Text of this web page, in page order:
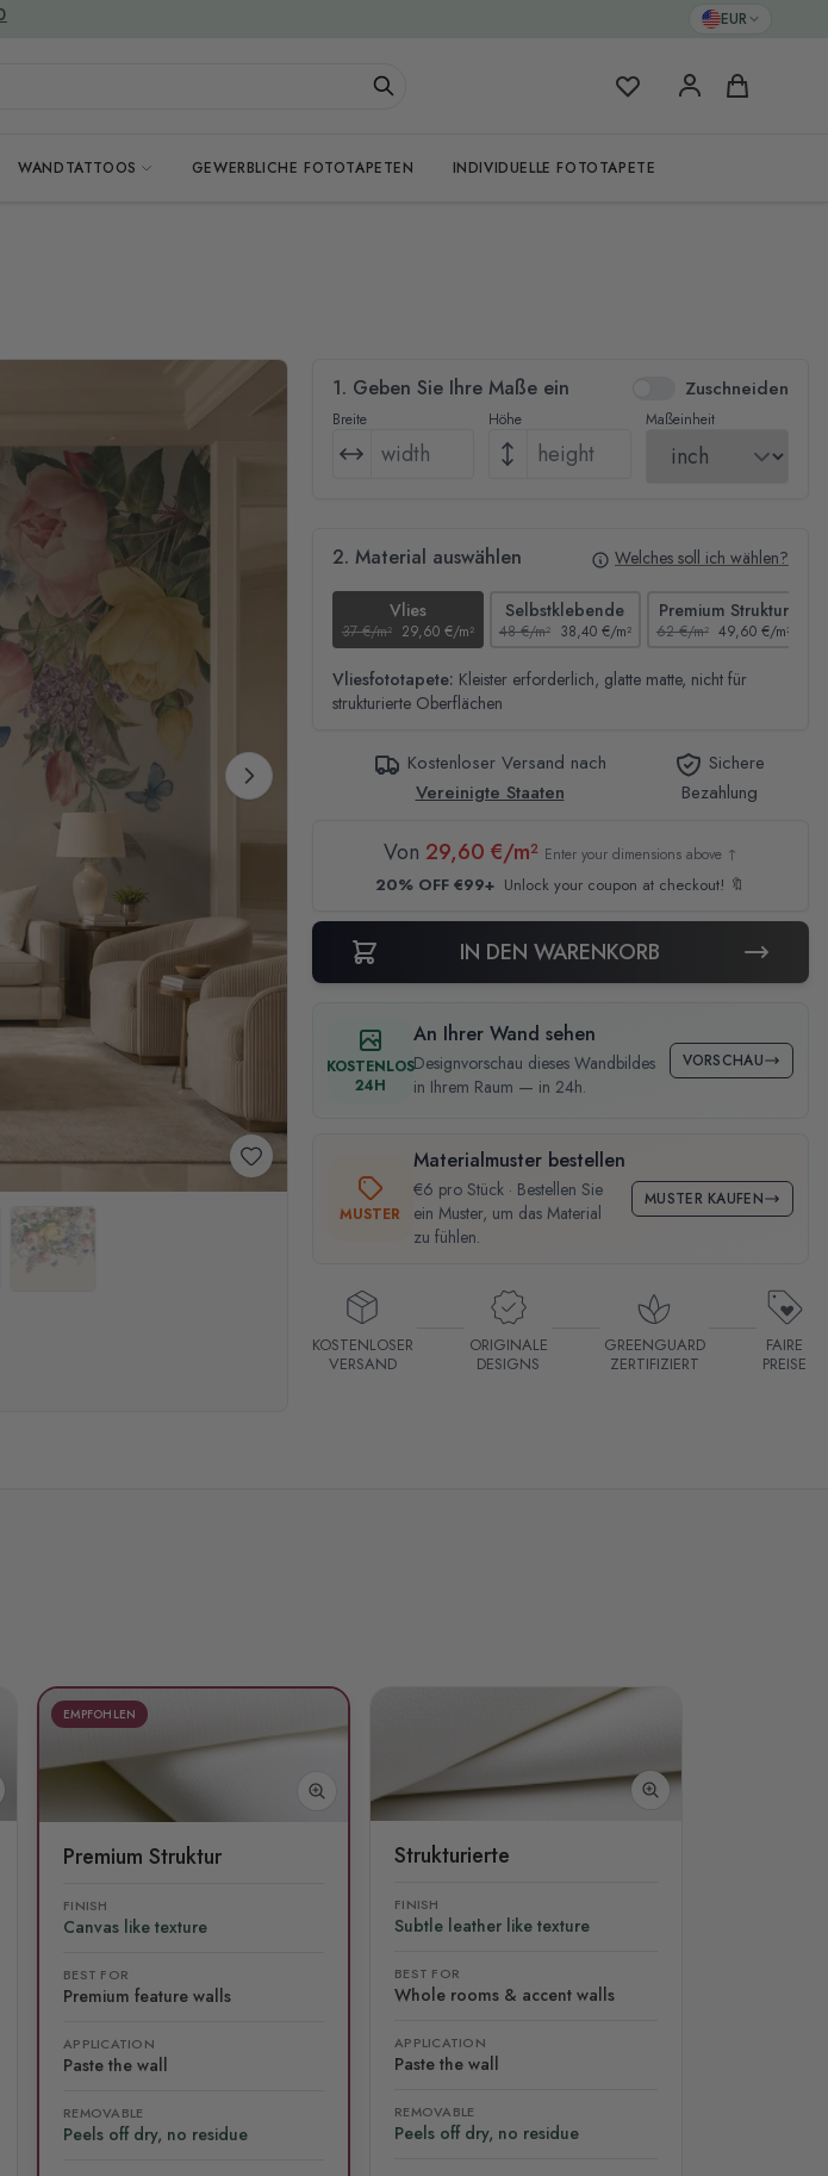
EUR
Meine FavoritenWarenkorb
WANDTATTOOS GEWERBLICHE FOTOTAPETEN INDIVIDUELLE FOTOTAPETE
1. Geben Sie Ihre Maße ein Zuschneiden
Breite Höhe Maßeinheit
2. Material auswählen Welches soll ich wählen?
Vlies
37 €/m² 29,60 €/m²
Selbstklebende
48 €/m² 38,40 €/m²
Premium Struktur
62 €/m² 49,60 €/m²
Vliesfototapete: Kleister erforderlich, glatte matte, nicht für
strukturierte Oberflächen
Kostenloser Versand nach
Vereinigte Staaten
Sichere
Bezahlung
Von 29,60 €/m² Enter your dimensions above ↑
20% OFF €99+ Unlock your coupon at checkout! 🔖
IN DEN WARENKORB
KOSTENLOS
24H
An Ihrer Wand sehen
Designvorschau dieses Wandbildes
in Ihrem Raum — in 24h.
VORSCHAU
MUSTER
Materialmuster bestellen
€6 pro Stück · Bestellen Sie
ein Muster, um das Material
zu fühlen.
MUSTER KAUFEN
KOSTENLOSER
VERSAND
ORIGINALE
DESIGNS
GREENGUARD
ZERTIFIZIERT
FAIRE
PREISE
EMPFOHLEN
Premium Struktur
FINISH
Canvas like texture
BEST FOR
Premium feature walls
APPLICATION
Paste the wall
REMOVABLE
Peels off dry, no residue
Strukturierte
FINISH
Subtle leather like texture
BEST FOR
Whole rooms & accent walls
APPLICATION
Paste the wall
REMOVABLE
Peels off dry, no residue